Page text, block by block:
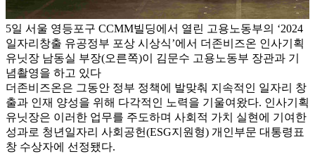
5일 서울 영등포구 CCMM빌딩에서 열린 고용노동부의 ‘2024
일자리창출 유공정부 포상 시상식’에서 더존비즈온 인사기획
유닛장 남동실 부장(오른쪽)이 김문수 고용노동부 장관과 기
념촬영을 하고 있다
더존비즈온은 그동안 정부 정책에 발맞춰 지속적인 일자리 창
출과 인재 양성을 위해 다각적인 노력을 기울여왔다. 인사기획
유닛장은 이러한 업무를 주도하며 사회적 가치 실현에 기여한
성과로 청년일자리 사회공헌(ESG지원형) 개인부문 대통령표
창 수상자에 선정됐다.